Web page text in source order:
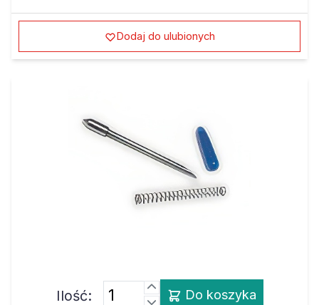
Dodaj do ulubionych
Ilość: Do koszyka